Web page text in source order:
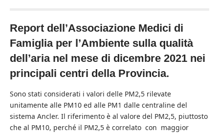
Report dell’Associazione Medici di
Famiglia per l’Ambiente sulla qualità
dell’aria nel mese di dicembre 2021 nei
principali centri della Provincia.
Sono stati considerati i valori delle PM2,5 rilevate
unitamente alle PM10 ed alle PM1 dalle centraline del
sistema Ancler. Il riferimento è al valore del PM2,5, piuttosto
che al PM10, perché il PM2,5 è correlato con maggior